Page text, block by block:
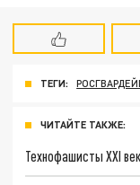
ТЕГИ:
ЧИТАЙТЕ ТАКЖЕ:
Технофашисты XXI